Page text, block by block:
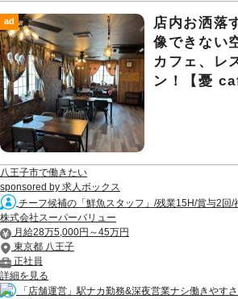
ad
店内お洒落
像できない
カフェ、レ
ン！【憂
八王子市で働きたい
sponsored by 求人ボックス
チーフ候補の「鮮魚スタッフ」/残業15H/賞与2回/
株式会社スーパーバリュー
月給28万5,000円～45万円
東京都 八王子
正社員
詳細を見る
「店舗運営」駅ナカ勤務&深夜営業ナシ働きやす